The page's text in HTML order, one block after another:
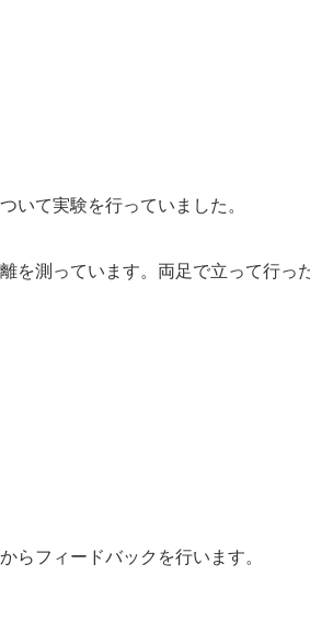
いて実験を行っていました。
を測っています。両足で立って行っ
らフィードバックを行います。